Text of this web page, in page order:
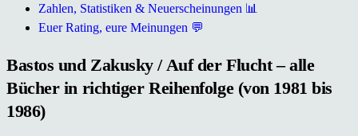
Zahlen, Statistiken & Neuerscheinungen 📊
Euer Rating, eure Meinungen 💬
Bastos und Zakusky / Auf der Flucht – alle
Bücher in richtiger Reihenfolge (von 1981 bis
1986)